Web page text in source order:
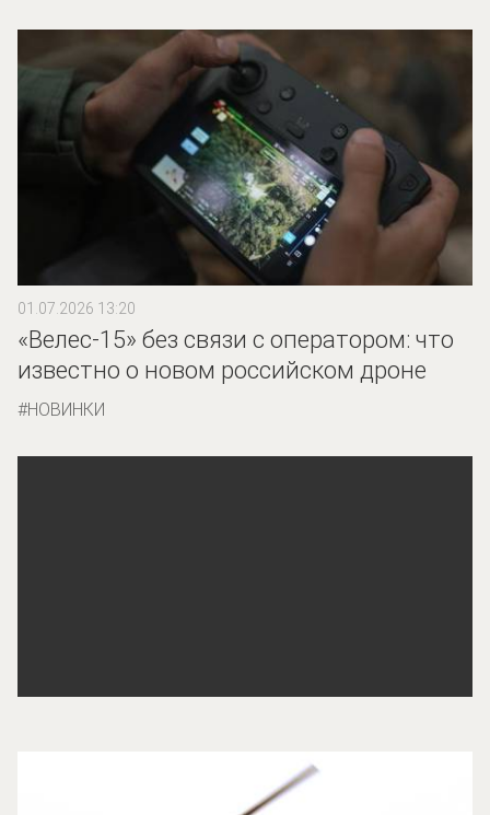
01.07.2026 13:20
«Велес-15» без связи с оператором: что
известно о новом российском дроне
НОВИНКИ